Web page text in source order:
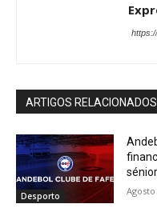
ARTIGOS RELACIONADOS
Desporto
sénior
Agosto